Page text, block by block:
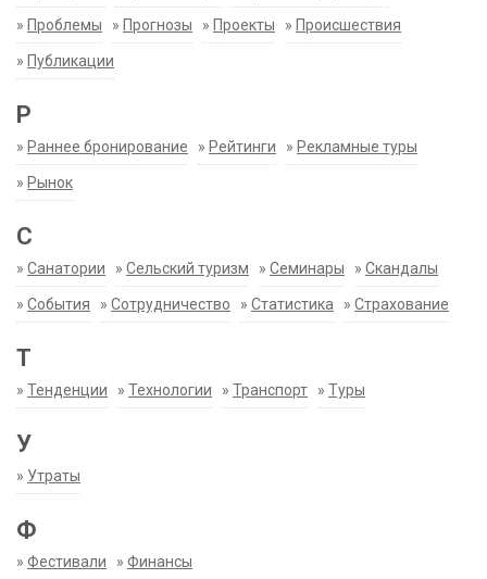
» Проблемы » Прогнозы » Проекты » Происшествия
» Публикации
Р
» Раннее бронирование » Рейтинги » Рекламные туры
» Рынок
С
» Санатории » Сельский туризм » Семинары » Скандалы
» События » Сотрудничество » Статистика » Страхование
Т
» Тенденции » Технологии » Транспорт » Туры
У
» Утраты
Ф
» Фестивали » Финансы